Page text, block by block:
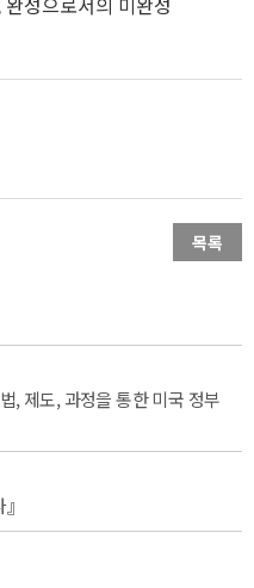
목록
, 제도, 과정을 통한 미국 정부